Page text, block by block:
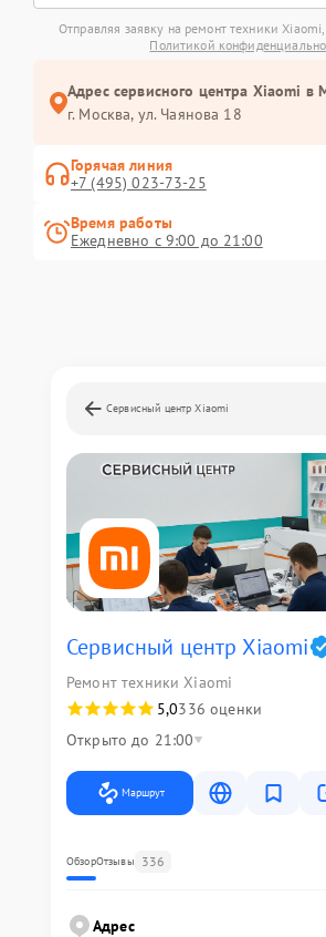
Отправляя заявку на ремонт техники
Политикой
Адрес сервисного центра Xiaomi в
г. Москва, ул. Чаянова 18
Горячая линия
+7 (495) 023-73-25
Время работы
Ежедневно с 9:00 до 21:00
Сервисный центр Xiaomi
Сервисный центр Xiaomi
Ремонт техники Xiaomi
5,0336 оценки
Открыто до 21:00
Маршрут
ОбзорОтзывы 336
Адрес